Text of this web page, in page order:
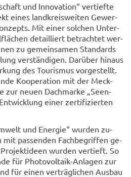
und In­no­va­ti­on“ ver­tief­te
eines land­kreis­wei­ten Ge­wer­
Mit einer sol­chen Un­ter­
de­tail­liert be­trach­tet wer­
zu ge­mein­sa­men Stan­dards
ver­stän­di­gen. Dar­über hin­aus
des Tou­ris­mus vor­ge­stellt.
Ko­ope­ra­ti­on mit der Meck­
zur neuen Dach­mar­ke „Se­en­
einer zer­ti­fi­zier­ten
und En­er­gie“ wur­den zu­
mit pas­sen­den Fach­be­grif­fen ge­
wur­den ver­tieft. So
für Photovoltaik-​Anlagen zur
für einen ver­träg­li­chen Aus­bau